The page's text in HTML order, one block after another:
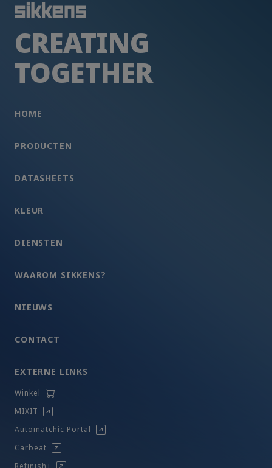
CREATING
TOGETHER
HOME
PRODUCTEN
DATASHEETS
KLEUR
DIENSTEN
WAAROM SIKKENS?
NIEUWS
CONTACT
EXTERNE LINKS
Winkel
MIXIT
Automatchic Portal
Carbeat
Refinish+